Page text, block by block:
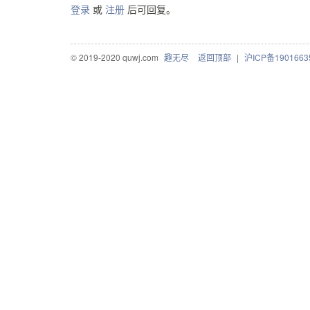
登录 或 注册 后可回复。
© 2019-2020 quwj.com 趣无尽 返回顶部 | 沪ICP备